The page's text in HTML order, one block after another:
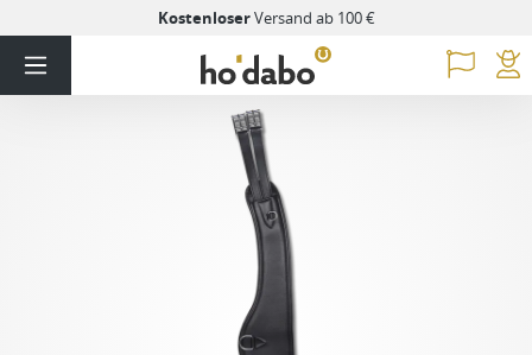
KostenloserVersand ab 100 €